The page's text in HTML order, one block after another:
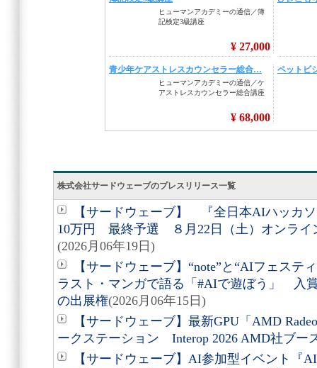
株式会社サードウェーブのプレスリリース一覧
【サードウェーブ】 『全日本AIハッカ
10万円 最終予選 ８月22日（土）オンラ
(2026月06年19日)
【サードウェーブ】“note”と“AIフェス
ラスト・マンガで語る「#AIで遊ぼう」 入
の出展権(2026月06年15日)
【サードウェーブ】最新GPU「AMD
ークステーション Interop 2026 AMD社ブー
【サードウェーブ】AI参加型イベント『